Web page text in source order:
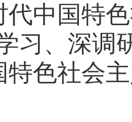
代中国特
习、深调
特色社会